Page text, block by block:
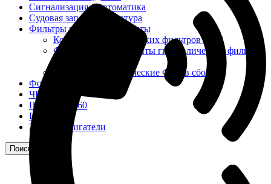
Сигнализация и автоматика
Судовая запорная арматура
Фильтры и фильтроэлементы
Корпусы гидравлических фильтров ФГС
Фильтрующие элементы гидравлических фильтров
Фильтры гидравлические ФГС в сборе
Фонари
ЧН 25/34
Шкода 6S-160
Шкода-275
Электродвигатели
Поиск